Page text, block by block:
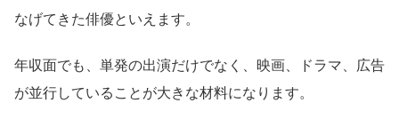
なげてきた俳優といえます。
年収面でも、単発の出演だけでなく、映画、ドラマ、広告
が並行していることが大きな材料になります。